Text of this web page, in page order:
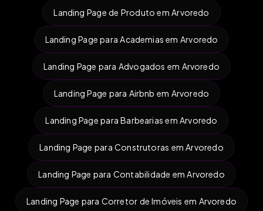
Landing Page de Produto em Arvoredo
Landing Page para Academias em Arvoredo
Landing Page para Advogados em Arvoredo
Landing Page para Airbnb em Arvoredo
Landing Page para Barbearias em Arvoredo
Landing Page para Construtoras em Arvoredo
Landing Page para Contabilidade em Arvoredo
Landing Page para Corretor de Imóveis em Arvoredo